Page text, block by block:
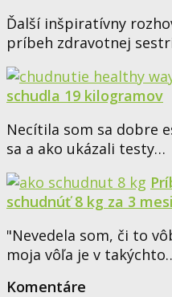
Ďalší inšpiratívny
príbeh zdravotnej
schudla 19 kilogramov
Necítila som sa dobre
sa a ako ukázali testy…
schudnúť 8 kg za 3
"Nevedela som, či to
moja vôľa je v
Komentáre